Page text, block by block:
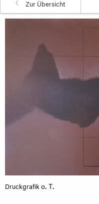
Zur Übersicht
Druckgrafik o. T.